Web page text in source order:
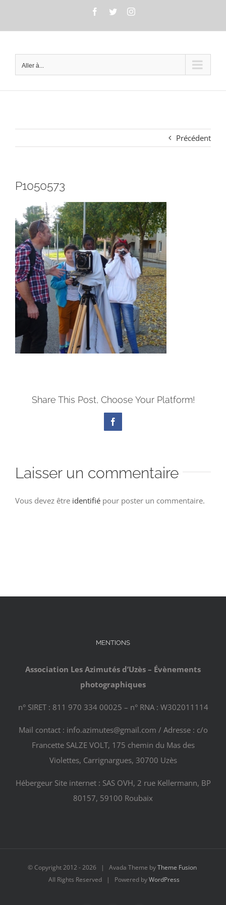
Facebook
TwitterInstagram
Aller à...
Précédent
P1050573
Share This Post, Choose Your Platform!
Facebook
Laisser un commentaire
Vous devez être identifié pour poster un commentaire.
MENTIONS
Association Les Azimutés d’Uzès – Évènements
photographiques
n° SIRET : 811 970 334 00025 – n° RNA : W302011114
Mail contact : info.azimutes@gmail.com / Adresse : c/o
Francette SALZE VOLT, 175 chemin du Mas des
Violettes, Carrignargues, 30700 Uzès
Hébergeur Site internet : SAS OVH, 2 rue Kellermann, BP
80157, 59100 Roubaix
© Copyright 2012 -2026 | Avada Theme byTheme Fusion
All Rights Reserved | Powered byWordPress